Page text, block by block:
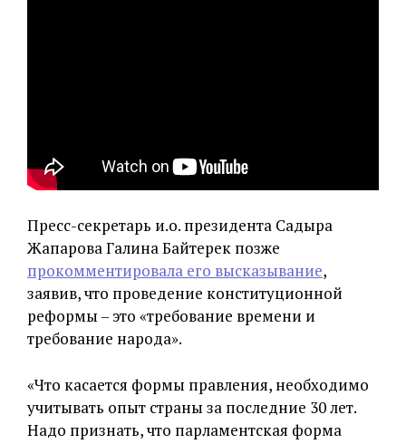
Пресс-секретарь и.о. президента Садыра
Жапарова Галина Байтерек позже
прокомментировала его высказывание,
заявив, что проведение конституционной
реформы – это «требование времени и
требование народа».
«Что касается формы правления, необходимо
учитывать опыт страны за последние 30 лет.
Надо признать, что парламентская форма